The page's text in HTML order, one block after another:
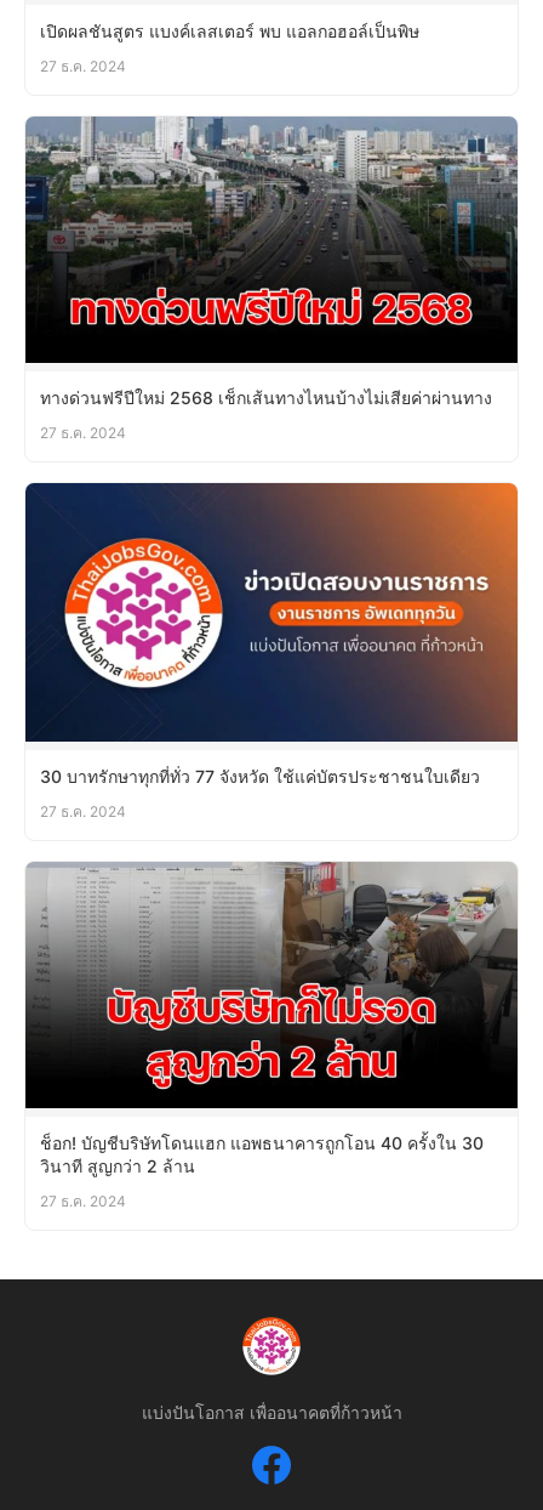
เปิดผลชันสูตร แบงค์เลสเตอร์ พบ แอลกอฮอล์เป็นพิษ
27 ธ.ค. 2024
ทางด่วนฟรีปีใหม่ 2568 เช็กเส้นทางไหนบ้างไม่เสียค่าผ่านทาง
27 ธ.ค. 2024
30 บาทรักษาทุกที่ทั่ว 77 จังหวัด ใช้แค่บัตรประชาชนใบเดียว
27 ธ.ค. 2024
ช็อก! บัญชีบริษัทโดนแฮก แอพธนาคารถูกโอน 40 ครั้งใน 30
วินาที สูญกว่า 2 ล้าน
27 ธ.ค. 2024
แบ่งปันโอกาส เพื่ออนาคตที่ก้าวหน้า